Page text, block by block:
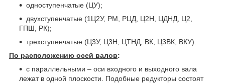
одноступенчатые (ЦУ);
двухступенчатые (1Ц2У, РМ, РЦД, Ц2Н, ЦДНД, Ц2,
ГПШ, РК);
трехступенчатые (Ц3У, Ц3Н, ЦТНД, ВК, Ц3ВК, ВКУ).
По расположению осей валов:
с параллельными – оси входного и выходного вала
лежат в одной плоскости. Подобные редукторы состоят